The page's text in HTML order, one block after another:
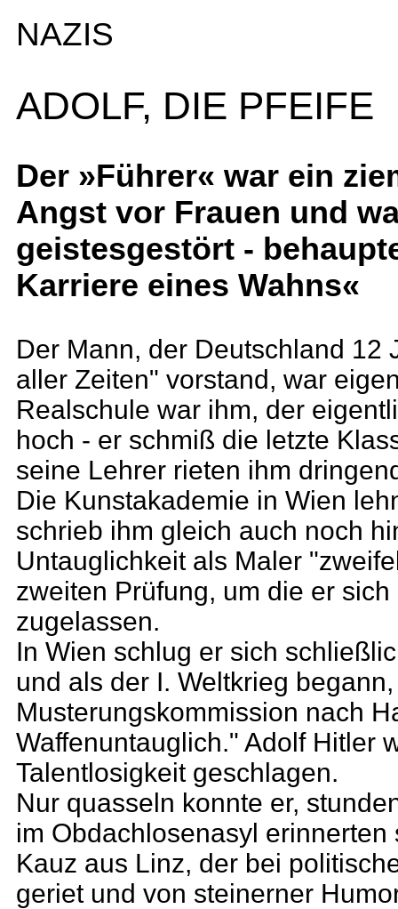
NAZIS
ADOLF, DIE PFEIFE
Der »Führer« war ein
Angst vor Frauen und
geistesgestört -
Karriere eines Wahns«
Der Mann, der Deutschland 12
aller Zeiten" vorstand, war
Realschule war ihm, der
hoch - er schmiß die letzte
seine Lehrer rieten ihm
Die Kunstakademie in Wien
schrieb ihm gleich auch noch
Untauglichkeit als Maler
zweiten Prüfung, um die er
zugelassen.
In Wien schlug er sich
und als der I. Weltkrieg
Musterungskommission nach
Waffenuntauglich." Adolf Hitler
Talentlosigkeit geschlagen.
Nur quasseln konnte er,
im Obdachlosenasyl
Kauz aus Linz, der bei
geriet und von steinerner